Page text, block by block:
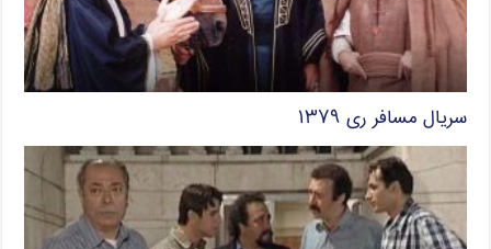
سریال مسافر ری ۱۳۷۹